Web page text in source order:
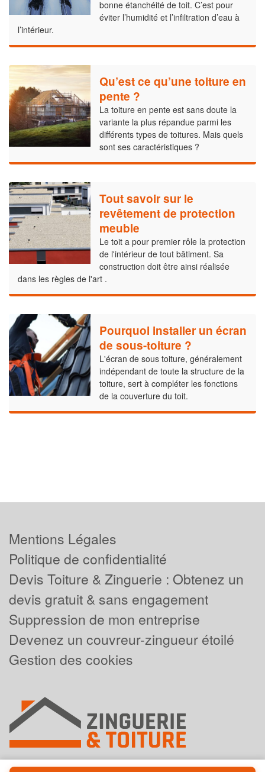
bonne étanchéité de toit. C’est pour
éviter l’humidité et l’infiltration d’eau à
l’intérieur.
Qu’est ce qu’une toiture en
pente ?
La toiture en pente est sans doute la
variante la plus répandue parmi les
différents types de toitures. Mais quels
sont ses caractéristiques ?
Tout savoir sur le
revêtement de protection
meuble
Le toit a pour premier rôle la protection
de l'intérieur de tout bâtiment. Sa
construction doit être ainsi réalisée
dans les règles de l'art .
Pourquoi installer un écran
de sous-toiture ?
L'écran de sous toiture, généralement
indépendant de toute la structure de la
toiture, sert à compléter les fonctions
de la couverture du toit.
Mentions Légales
Politique de confidentialité
Devis Toiture & Zinguerie : Obtenez un
devis gratuit & sans engagement
Suppression de mon entreprise
Devenez un couvreur-zingueur étoilé
Gestion des cookies